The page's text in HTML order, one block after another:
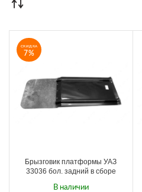
СКИДКА
7%
Брызговик платформы УАЗ
33036 бол. задний в сборе
В наличии